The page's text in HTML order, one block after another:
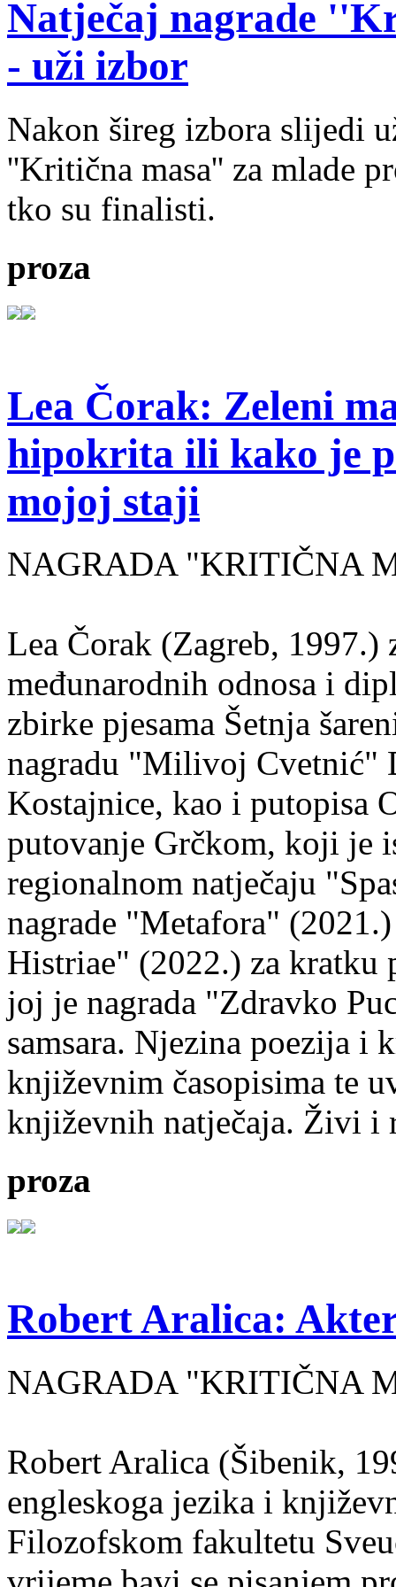
Natječaj nagrade
- uži izbor
Nakon šireg izbora slijedi
''Kritična masa'' za mlade
tko su finalisti.
proza
Lea Čorak: Zeleni
hipokrita ili kako je
mojoj staji
NAGRADA "KRITIČNA
Lea Čorak (Zagreb,
međunarodnih odnosa i
zbirke pjesama Šetnja
nagradu "Milivoj Cvetnić"
Kostajnice, kao i putopisa
putovanje Grčkom, koji je
regionalnom natječaju
nagrade "Metafora"
Histriae" (2022.) za kratku
joj je nagrada "Zdravko
samsara. Njezina poezija i
književnim časopisima te
književnih natječaja. Živi i
proza
Robert Aralica:
NAGRADA "KRITIČNA
Robert Aralica (Šibenik,
engleskoga jezika i
Filozofskom fakultetu